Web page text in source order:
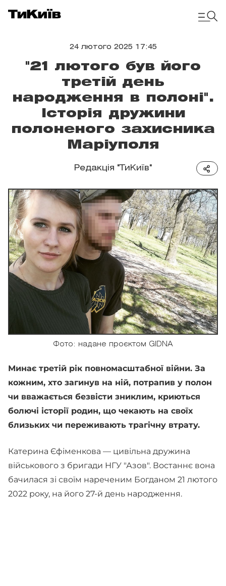
24 лютого 2025 17:45
"21 лютого був його
третій день
народження в полоні".
Історія дружини
полоненого захисника
Маріуполя
Редакція "ТиКиїв"
Фото: надане проєктом GIDNA
Минає третій рік повномасштабної війни. За
кожним, хто загинув на ній, потрапив у полон
чи вважається безвісти зниклим, криються
болючі історії родин, що чекають на своїх
близьких чи переживають трагічну втрату.
Катерина Єфіменкова — цивільна дружина
військового з бригади НГУ "Азов". Востаннє вона
бачилася зі своїм нареченим Богданом 21 лютого
2022 року, на його 27-й день народження.